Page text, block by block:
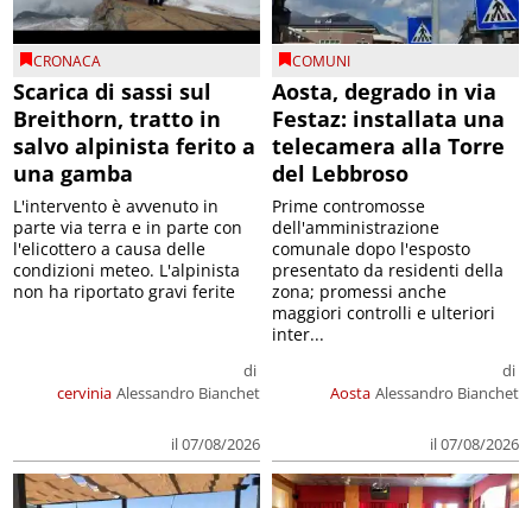
CRONACA
Scarica di sassi sul
Breithorn, tratto in
salvo alpinista ferito a
una gamba
cervinia
di
Alessandro Bianchet
il 07/08/2026
L'intervento è avvenuto in
parte via terra e in parte con
l'elicottero a causa delle
condizioni meteo. L'alpinista
non ha riportato gravi ferite
COMUNI
Aosta, degrado in via
Festaz: installata una
telecamera alla Torre
del Lebbroso
Aosta
di
Alessandro Bianchet
il 07/08/2026
Prime contromosse
dell'amministrazione
comunale dopo l'esposto
presentato da residenti della
zona; promessi anche
maggiori controlli e ulteriori
inter...